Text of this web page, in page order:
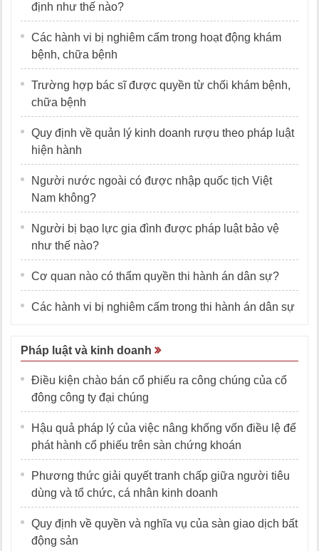
định như thế nào?
Các hành vi bị nghiêm cấm trong hoạt động khám
bệnh, chữa bệnh
Trường hợp bác sĩ được quyền từ chối khám bệnh,
chữa bệnh
Quy định về quản lý kinh doanh rượu theo pháp luật
hiện hành
Người nước ngoài có được nhập quốc tịch Việt
Nam không?
Người bị bạo lực gia đình được pháp luật bảo vệ
như thế nào?
Cơ quan nào có thẩm quyền thi hành án dân sự?
Các hành vi bị nghiêm cấm trong thi hành án dân sự
Pháp luật và kinh doanh
Điều kiện chào bán cổ phiếu ra công chúng của cổ
đông công ty đại chúng
Hậu quả pháp lý của việc nâng khống vốn điều lệ để
phát hành cổ phiếu trên sàn chứng khoán
Phương thức giải quyết tranh chấp giữa người tiêu
dùng và tổ chức, cá nhân kinh doanh
Quy định về quyền và nghĩa vụ của sàn giao dịch bất
động sản